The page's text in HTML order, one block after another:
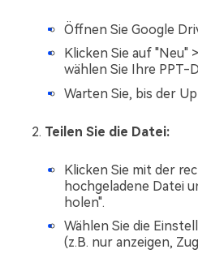
Öffnen Sie Google
Klicken Sie auf "Neu"
wählen Sie Ihre PPT-
Warten Sie, bis der
Teilen Sie die Datei:
Klicken Sie mit der
hochgeladene Datei
holen".
Wählen Sie die
(z.B. nur anzeigen,